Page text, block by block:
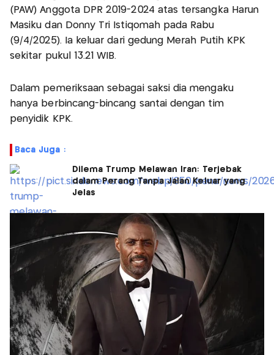
(PAW) Anggota DPR 2019-2024 atas tersangka Harun
Masiku dan Donny Tri Istiqomah pada Rabu
(9/4/2025). Ia keluar dari gedung Merah Putih KPK
sekitar pukul 13.21 WIB.
Dalam pemeriksaan sebagai saksi dia mengaku
hanya berbincang-bincang santai dengan tim
penyidik KPK.
Baca Juga :
Dilema Trump Melawan Iran: Terjebak
dalam Perang Tanpa Jalan Keluar yang
Jelas